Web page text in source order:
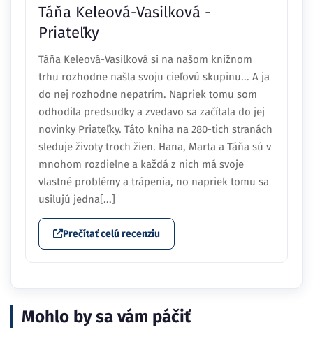
Táňa Keleová-Vasilková -
Priateľky
Táňa Keleová-Vasilková si na našom knižnom
trhu rozhodne našla svoju cieľovú skupinu... A ja
do nej rozhodne nepatrím. Napriek tomu som
odhodila predsudky a zvedavo sa začítala do jej
novinky Priateľky. Táto kniha na 280-tich stranách
sleduje životy troch žien. Hana, Marta a Táňa sú v
mnohom rozdielne a každá z nich má svoje
vlastné problémy a trápenia, no napriek tomu sa
usilujú jedna[...]
Prečítať celú recenziu
Mohlo by sa vám páčiť